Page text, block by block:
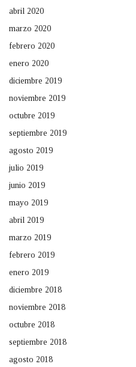
abril 2020
marzo 2020
febrero 2020
enero 2020
diciembre 2019
noviembre 2019
octubre 2019
septiembre 2019
agosto 2019
julio 2019
junio 2019
mayo 2019
abril 2019
marzo 2019
febrero 2019
enero 2019
diciembre 2018
noviembre 2018
octubre 2018
septiembre 2018
agosto 2018